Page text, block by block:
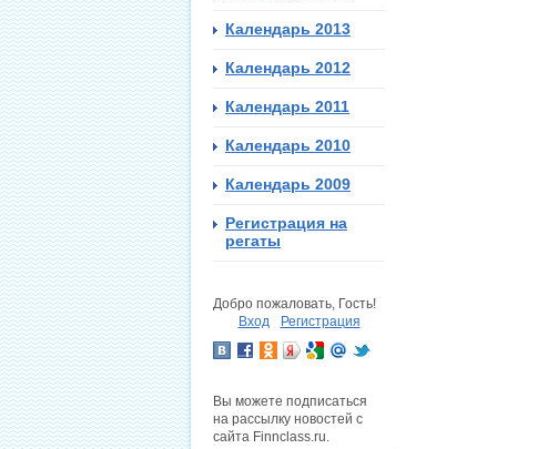
Календарь 2013
Календарь 2012
Календарь 2011
Календарь 2010
Календарь 2009
Регистрация на
регаты
Добро пожаловать, Гость!
Вход
Регистрация
Вы можете подписаться
на рассылку новостей с
сайта Finnclass.ru.